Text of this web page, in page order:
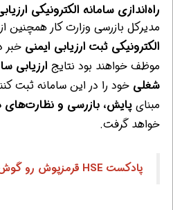
راه‌اندازی سامانه الکترونیکی
مدیرکل بازرسی وزارت کار همچنین از
الکترونیکی ثبت ارزیابی ایمنی خبر
موظف خواهند بود نتایج ارزیابی
شغلی خود را در این سامانه ثبت
مبنای پایش، بازرسی و نظارت‌های
خواهد گرفت.
پادکست HSE قرمزپوش رو گوش کنید